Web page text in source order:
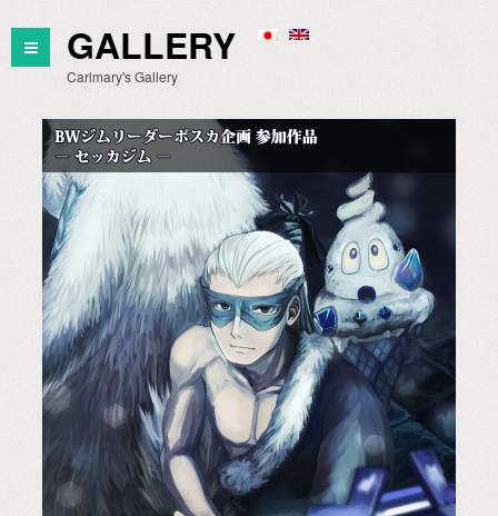
GALLERY
Carlmary's Gallery